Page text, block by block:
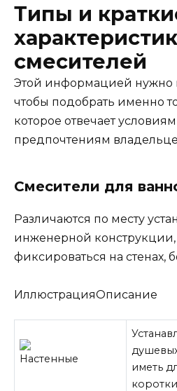
Типы и
смесителей
Этой информацией нужно
чтобы подобрать именно
которое отвечает
предпочтениям
Смесители для
Различаются по месту
инженерной конструкции,
фиксироваться на стенах,
ИллюстрацияОписание
Настенные
иметь